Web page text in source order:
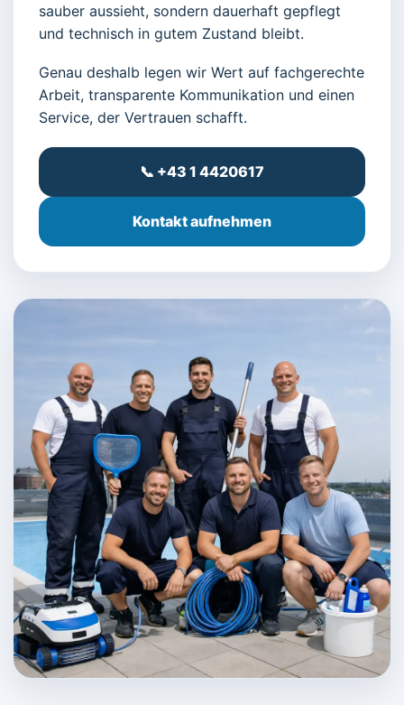
sauber aussieht, sondern dauerhaft gepflegt
und technisch in gutem Zustand bleibt.
Genau deshalb legen wir Wert auf fachgerechte
Arbeit, transparente Kommunikation und einen
Service, der Vertrauen schafft.
📞 +43 1 4420617
Kontakt aufnehmen